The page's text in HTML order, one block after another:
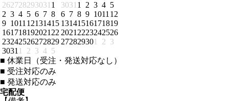
262728293031 1
2 3 4 5 6 7 8
9 1011 12131415
161718192021 22
23242526272829
3031 1 2 3 4 5
3031 1 2 3 4 5
6 7 8 9 1011 12
13141516171819
2021 2223242526
272829301 2 3
■ 休業日（受注・発送対応なし）
■ 受注対応のみ
■ 発送対応のみ
宅配便